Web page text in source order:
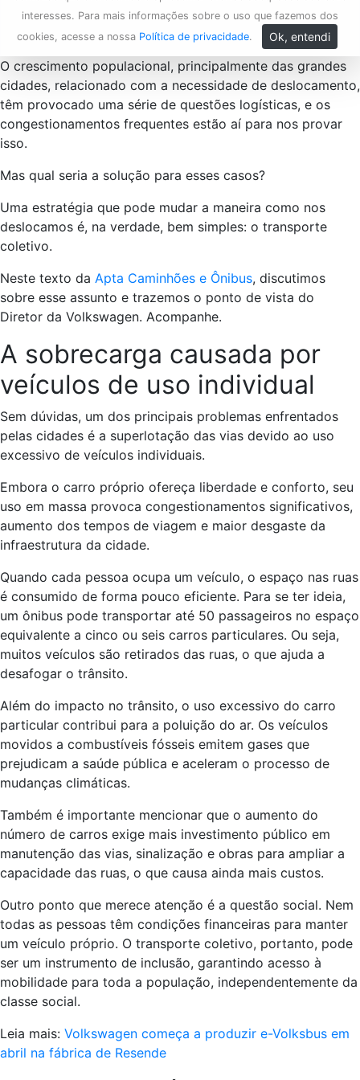
interesses. Para mais informações sobre o uso que fazemos dos
cookies, acesse a nossa Política de privacidade. Ok, entendi
O crescimento populacional, principalmente das grandes
cidades, relacionado com a necessidade de deslocamento,
têm provocado uma série de questões logísticas, e os
congestionamentos frequentes estão aí para nos provar
isso.
Mas qual seria a solução para esses casos?
Uma estratégia que pode mudar a maneira como nos
deslocamos é, na verdade, bem simples: o transporte
coletivo.
Neste texto da Apta Caminhões e Ônibus, discutimos
sobre esse assunto e trazemos o ponto de vista do
Diretor da Volkswagen. Acompanhe.
A sobrecarga causada por
veículos de uso individual
Sem dúvidas, um dos principais problemas enfrentados
pelas cidades é a superlotação das vias devido ao uso
excessivo de veículos individuais.
Embora o carro próprio ofereça liberdade e conforto, seu
uso em massa provoca congestionamentos significativos,
aumento dos tempos de viagem e maior desgaste da
infraestrutura da cidade.
Quando cada pessoa ocupa um veículo, o espaço nas ruas
é consumido de forma pouco eficiente. Para se ter ideia,
um ônibus pode transportar até 50 passageiros no espaço
equivalente a cinco ou seis carros particulares. Ou seja,
muitos veículos são retirados das ruas, o que ajuda a
desafogar o trânsito.
Além do impacto no trânsito, o uso excessivo do carro
particular contribui para a poluição do ar. Os veículos
movidos a combustíveis fósseis emitem gases que
prejudicam a saúde pública e aceleram o processo de
mudanças climáticas.
Também é importante mencionar que o aumento do
número de carros exige mais investimento público em
manutenção das vias, sinalização e obras para ampliar a
capacidade das ruas, o que causa ainda mais custos.
Outro ponto que merece atenção é a questão social. Nem
todas as pessoas têm condições financeiras para manter
um veículo próprio. O transporte coletivo, portanto, pode
ser um instrumento de inclusão, garantindo acesso à
mobilidade para toda a população, independentemente da
classe social.
Leia mais: Volkswagen começa a produzir e-Volksbus em
abril na fábrica de Resende